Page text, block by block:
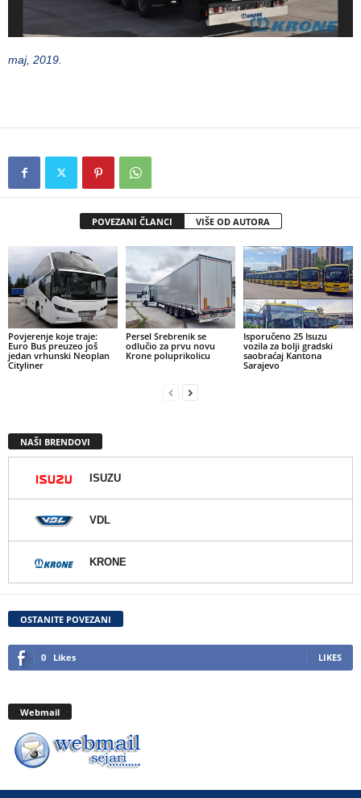
maj, 2019.
POVEZANI ČLANCI VIŠE OD AUTORA
Povjerenje koje traje:
Euro Bus preuzeo još
jedan vrhunski Neoplan
Cityliner
Persel Srebrenik se
odlučio za prvu novu
Krone poluprikolicu
Isporučeno 25 Isuzu
vozila za bolji gradski
saobraćaj Kantona
Sarajevo
NAŠI BRENDOVI
ISUZU
VDL
KRONE
OSTANITE POVEZANI
0 Likes LIKES
Webmail